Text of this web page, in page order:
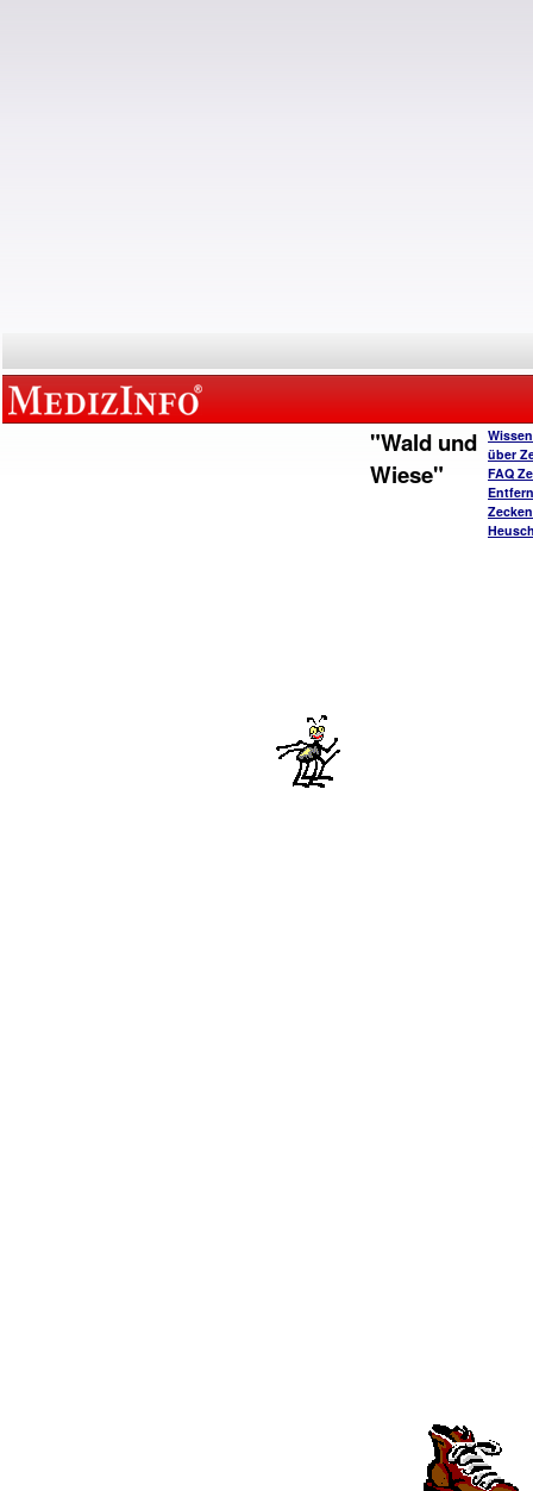
"Wald und
Wiese"
über
FAQ
Zecken